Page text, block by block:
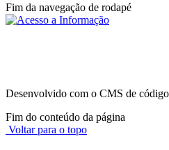
Fim da navegação de rodapé
Desenvolvido com o CMS de
Fim do conteúdo da página
Voltar para o topo